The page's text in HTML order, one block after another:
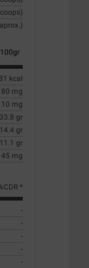
kcal
mg
mg
33.8 gr
14.4 gr
11.1 gr
45 mg
*
-
-
-
-
-